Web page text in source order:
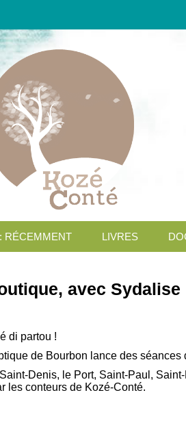
RÉCEMMENT LIVRES
avec Sydalise
di partou !
de Bourbon lance des
Denis, le Port, Saint-Paul,
les conteurs de Kozé-Conté.